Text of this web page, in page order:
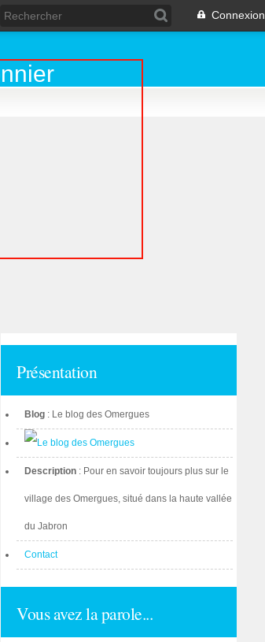
Connexion
Présentation
Blog : Le blog des Omergues
Description : Pour en savoir toujours plus sur le
village des Omergues, situé dans la haute vallée
du Jabron
Contact
Vous avez la parole...